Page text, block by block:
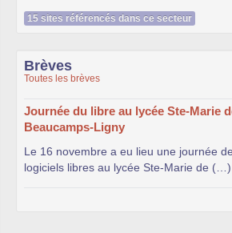
15 sites référencés dans ce secteur
Brèves
Toutes les brèves
Journée du libre au lycée Ste-Marie
Beaucamps-Ligny
Le 16 novembre a eu lieu une journée
logiciels libres au lycée Ste-Marie de (…)